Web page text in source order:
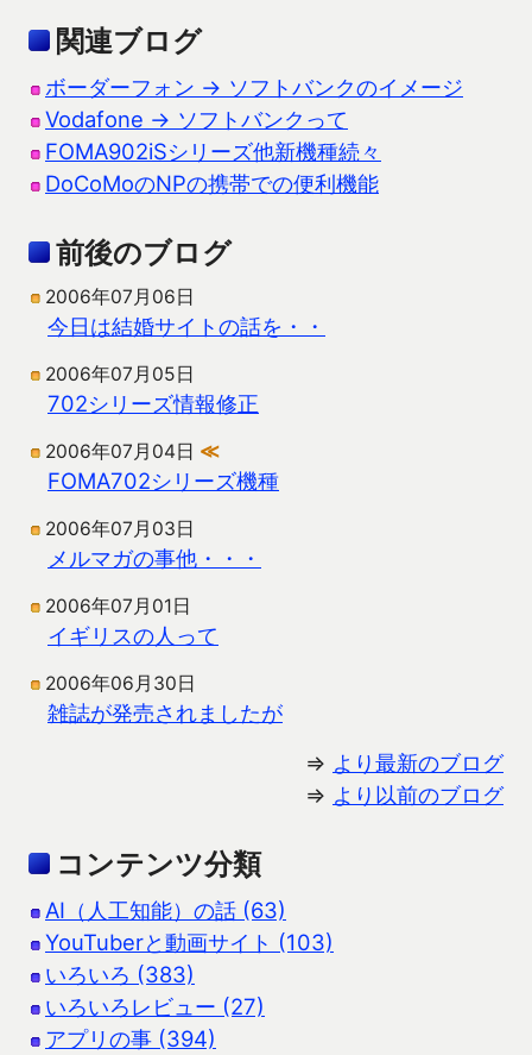
関連ブログ
ボーダーフォン → ソフトバンクのイメージ
Vodafone → ソフトバンクって
FOMA902iSシリーズ他新機種続々
DoCoMoのNPの携帯での便利機能
前後のブログ
2006年07月06日
今日は結婚サイトの話を・・
2006年07月05日
702シリーズ情報修正
2006年07月04日 ≪
FOMA702シリーズ機種
2006年07月03日
メルマガの事他・・・
2006年07月01日
イギリスの人って
2006年06月30日
雑誌が発売されましたが
⇒ より最新のブログ
⇒ より以前のブログ
コンテンツ分類
AI（人工知能）の話 (63)
YouTuberと動画サイト (103)
いろいろ (383)
いろいろレビュー (27)
アプリの事 (394)